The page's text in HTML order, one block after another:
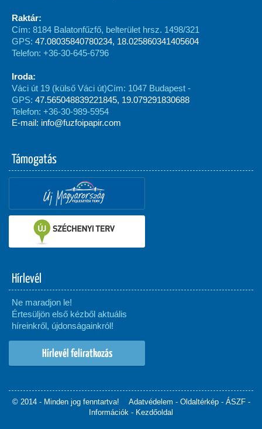
Raktár:
Cím: 8184 Balatonfűzfő, belterület hrsz. 1498/321
GPS: 47.08035840780234, 18.025860341405604
Telefon: +36-30-645-6796
Iroda:
Cím: 1047 Budapest -
Váci út 19 (külső Váci út)
GPS: 47.565048839221845, 19.079291830688
Telefon: +36-30-989-5954
E-mail: info@fuzfoipapir.com
Támogatás
Hírlevél
Ne maradjon le!
Értesüljön első kézből aktuális
híreinkről, újdonságainkról!
Hírlevél feliratkozás
© 2014 - Minden jog fenntartva! Adatvédelem - Oldaltérkép- ÁSZF-
Információk - Kezdőoldal